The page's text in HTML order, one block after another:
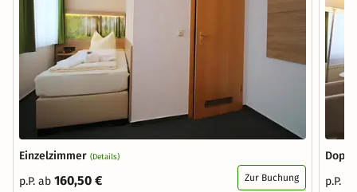
Einzelzimmer (Details)
p.P. ab 160,50 € Zur Buchung
p.P.